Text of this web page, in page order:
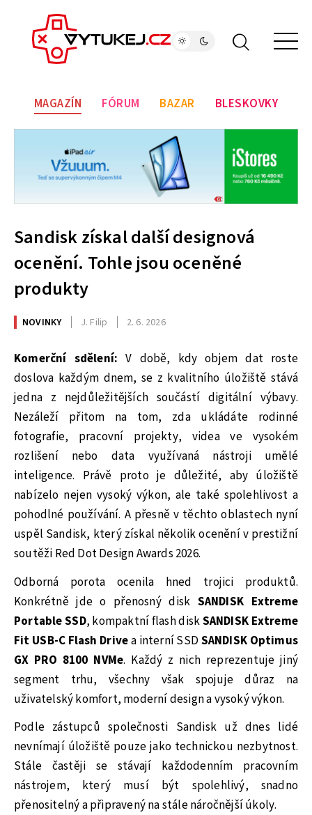
MAGAZÍN FÓRUM BAZAR BLESKOVKY
Sandisk získal další designová
ocenění. Tohle jsou oceněné
produkty
NOVINKY J. Filip 2. 6. 2026
Komerční sdělení: V době, kdy objem dat roste
doslova každým dnem, se z kvalitního úložiště stává
jedna z nejdůležitějších součástí digitální výbavy.
Nezáleží přitom na tom, zda ukládáte rodinné
fotografie, pracovní projekty, videa ve vysokém
rozlišení nebo data využívaná nástroji umělé
inteligence. Právě proto je důležité, aby úložiště
nabízelo nejen vysoký výkon, ale také spolehlivost a
pohodlné používání. A přesně v těchto oblastech nyní
uspěl Sandisk, který získal několik ocenění v prestižní
soutěži Red Dot Design Awards 2026.
Odborná porota ocenila hned trojici produktů.
Konkrétně jde o přenosný disk SANDISK Extreme
Portable SSD, kompaktní flash diskSANDISK Extreme
Fit USB-C Flash Drivea interní SSD SANDISK Optimus
GX PRO 8100 NVMe. Každý z nich reprezentuje jiný
segment trhu, všechny však spojuje důraz na
uživatelský komfort, moderní design a vysoký výkon.
Podle zástupců společnosti Sandisk už dnes lidé
nevnímají úložiště pouze jako technickou nezbytnost.
Stále častěji se stávají každodenním pracovním
nástrojem, který musí být spolehlivý, snadno
přenositelný a připravený na stále náročnější úkoly.